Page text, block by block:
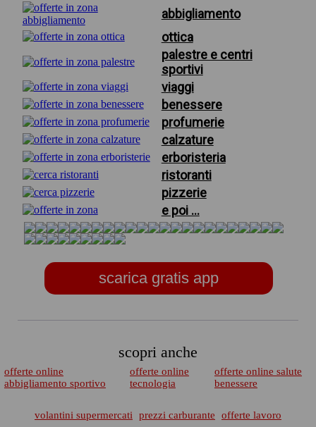
abbigliamento
ottica
palestre e centri
sportivi
viaggi
benessere
profumerie
calzature
erboristeria
ristoranti
pizzerie
e poi ...
scarica gratis app
scopri anche
offerte online
abbigliamento sportivo
offerte online
tecnologia
offerte online salute
benessere
volantini supermercati prezzi carburante
offerte lavoro